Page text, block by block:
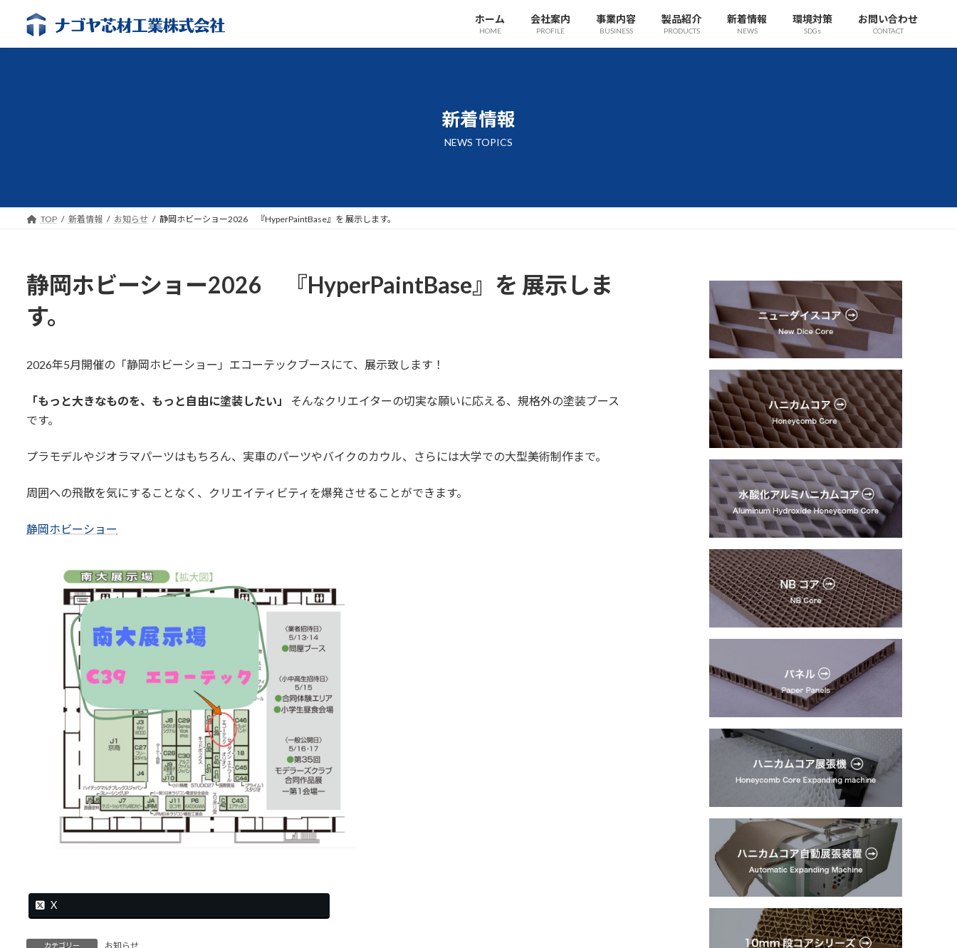
ホーム
HOME
会社案内
PROFILE
事業内容
BUSINESS
製品紹介
PRODUCTS
新着情報
NEWS
環境対策
SDGs
お問い合わせ
CONTACT
新着情報
NEWS TOPICS
TOP 新着情報 お知らせ 静岡ホビーショー2026 『HyperPaintBase』を 展示します。
静岡ホビーショー2026 『HyperPaintBase』を 展示しま
す。
2026年5月開催の「静岡ホビーショー」エコーテックブースにて、展示致します！
「もっと大きなものを、もっと自由に塗装したい」
そんなクリエイターの切実な願いに応える、規格外の塗装ブース
です。
プラモデルやジオラマパーツはもちろん、実車のパーツやバイクのカウル、さらには大学での大型美術制作まで。
周囲への飛散を気にすることなく、クリエイティビティを爆発させることができます。
静岡ホビーショー
X
カテゴリー お知らせ